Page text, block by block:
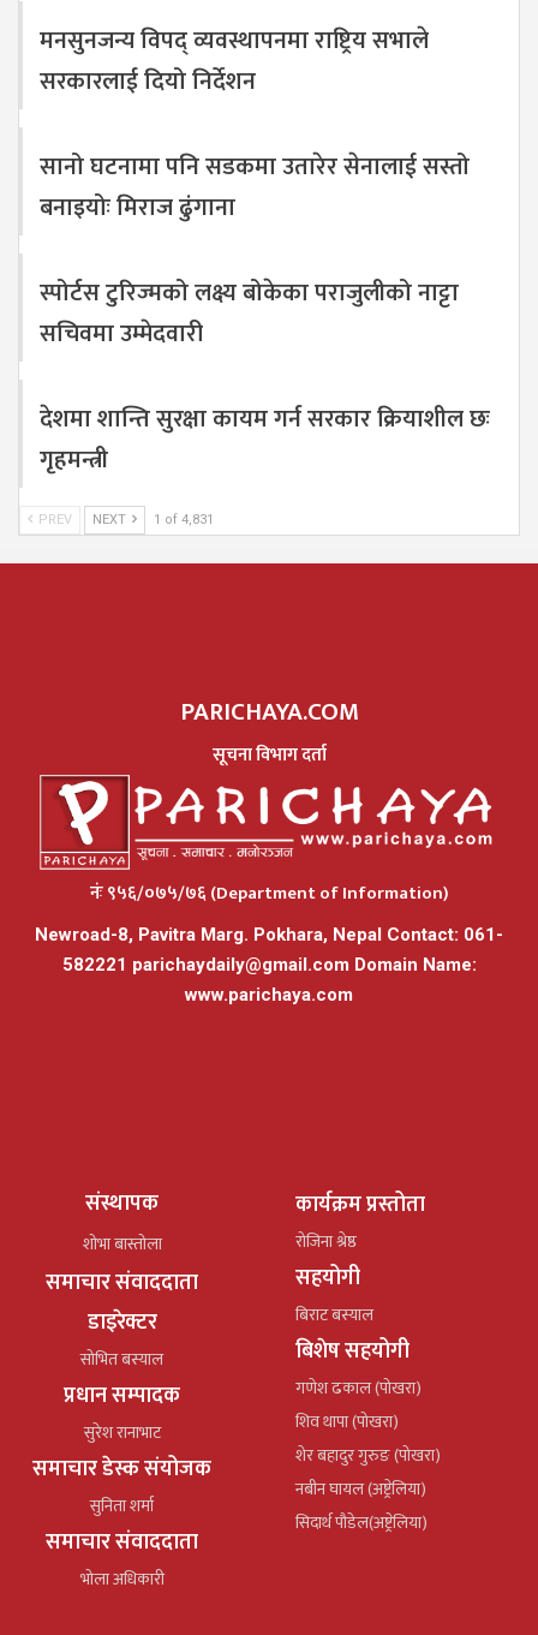
मनसुनजन्य विपद् व्यवस्थापनमा राष्ट्रिय सभाले
सरकारलाई दियो निर्देशन
सानो घटनामा पनि सडकमा उतारेर सेनालाई सस्तो
बनाइयोः मिराज ढुंगाना
स्पोर्टस टुरिज्मको लक्ष्य बोकेका पराजुलीको नाट्टा
सचिवमा उम्मेदवारी
देशमा शान्ति सुरक्षा कायम गर्न सरकार क्रियाशील छः
गृहमन्त्री
PREV NEXT 1 of 4,831
PARICHAYA.COM
सूचना विभाग दर्ता
नंः ९५६/०७५/७६ (Department of Information)
Newroad-8, Pavitra Marg. Pokhara, Nepal Contact: 061-
582221 parichaydaily@gmail.comDomain Name:
www.parichaya.com
संस्थापक
शोभा बास्तोला
समाचार संवाददाता
डाइरेक्टर
सोभित बस्याल
प्रधान सम्पादक
सुरेश रानाभाट
समाचार डेस्क संयोजक
सुनिता शर्मा
समाचार संवाददाता
भोला अधिकारी
कार्यक्रम प्रस्तोता
रोजिना श्रेष्ठ
सहयोगी
बिराट बस्याल
बिशेष सहयोगी
गणेश ढकाल (पोखरा)
शिव थापा (पोखरा)
शेर बहादुर गुरुङ (पोखरा)
नबीन घायल (अष्ट्रेलिया)
सिदार्थ पौडेल(अष्ट्रेलिया)